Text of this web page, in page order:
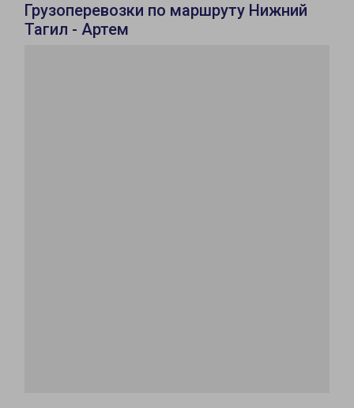
Грузоперевозки по маршруту Нижний
Тагил - Артем